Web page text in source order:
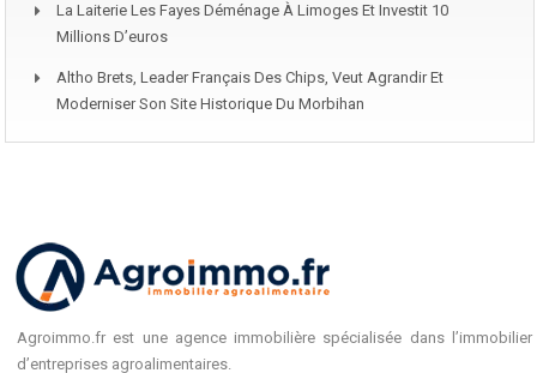
La Laiterie Les Fayes Déménage À Limoges Et Investit 10
Millions D’euros
Altho Brets, Leader Français Des Chips, Veut Agrandir Et
Moderniser Son Site Historique Du Morbihan
Agroimmo.fr est une agence immobilière spécialisée dans l’immobilier
d’entreprises agroalimentaires.